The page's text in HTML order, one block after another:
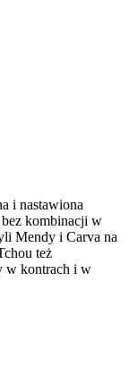
i nastawiona
kombinacji w
Mendy i Carva na
też
w kontrach i w